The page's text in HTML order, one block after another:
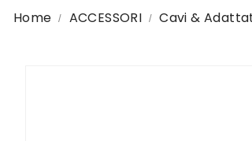
Home ACCESSORI Cavi &